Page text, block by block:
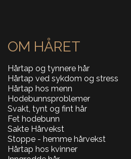
OM HÅRET
Hårtap og tynnere hår
Hårtap ved sykdom og stress
Hårtap hos menn
Hodebunnsproblemer
Svakt, tynt og fint hår
Fet hodebunn
Sakte Hårvekst
Stoppe - hemme hårvekst
Hårtap hos kvinner